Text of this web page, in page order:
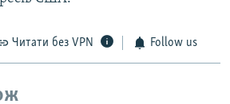
Читати без VPN Follow us